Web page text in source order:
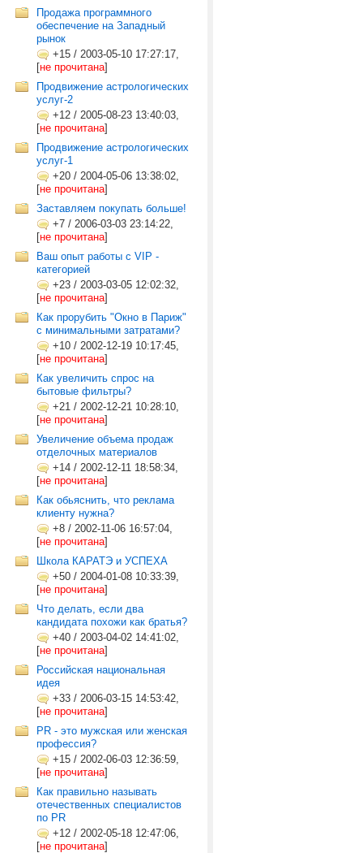
Продажа программного
обеспечение на Западный
рынок
+15 / 2003-05-10 17:27:17,
[не прочитана]
Продвижение астрологических
услуг-2
+12 / 2005-08-23 13:40:03,
[не прочитана]
Продвижение астрологических
услуг-1
+20 / 2004-05-06 13:38:02,
[не прочитана]
Заставляем покупать больше!
+7 / 2006-03-03 23:14:22,
[не прочитана]
Ваш опыт работы с VIP -
категорией
+23 / 2003-03-05 12:02:32,
[не прочитана]
Как прорубить "Окно в Париж"
с минимальными затратами?
+10 / 2002-12-19 10:17:45,
[не прочитана]
Как увеличить спрос на
бытовые фильтры?
+21 / 2002-12-21 10:28:10,
[не прочитана]
Увеличение объема продаж
отделочных материалов
+14 / 2002-12-11 18:58:34,
[не прочитана]
Как обьяснить, что реклама
клиенту нужна?
+8 / 2002-11-06 16:57:04,
[не прочитана]
Школа КАРАТЭ и УСПЕХА
+50 / 2004-01-08 10:33:39,
[не прочитана]
Что делать, если два
кандидата похожи как братья?
+40 / 2003-04-02 14:41:02,
[не прочитана]
Российская национальная
идея
+33 / 2006-03-15 14:53:42,
[не прочитана]
PR - это мужская или женская
профессия?
+15 / 2002-06-03 12:36:59,
[не прочитана]
Как правильно называть
отечественных специалистов
по PR
+12 / 2002-05-18 12:47:06,
[не прочитана]